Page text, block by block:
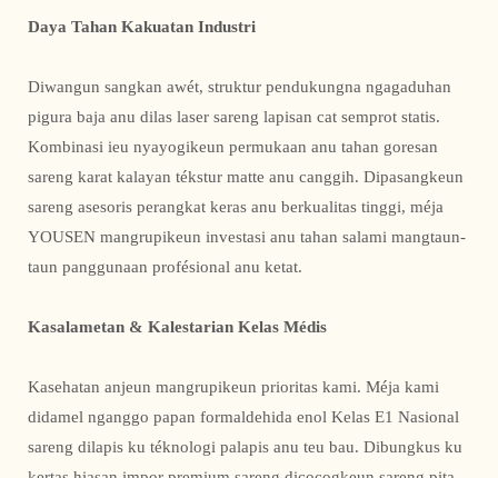
Daya Tahan Kakuatan Industri
Diwangun sangkan awét, struktur pendukungna ngagaduhan
pigura baja anu dilas laser sareng lapisan cat semprot statis.
Kombinasi ieu nyayogikeun permukaan anu tahan goresan
sareng karat kalayan tékstur matte anu canggih. Dipasangkeun
sareng asesoris perangkat keras anu berkualitas tinggi, méja
YOUSEN mangrupikeun investasi anu tahan salami mangtaun-
taun panggunaan profésional anu ketat.
Kasalametan & Kalestarian Kelas Médis
Kasehatan anjeun mangrupikeun prioritas kami. Méja kami
didamel nganggo papan formaldehida enol Kelas E1 Nasional
sareng dilapis ku téknologi palapis anu teu bau. Dibungkus ku